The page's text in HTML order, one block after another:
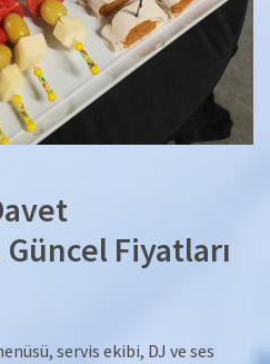
Fiyatları
servis ekibi, DJ ve ses